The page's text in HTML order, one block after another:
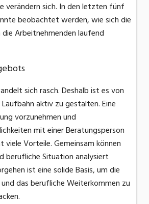
verändern sich. In den letzten fünf
beobachtet werden, wie sich die
Arbeitnehmenden laufend
sich rasch. Deshalb ist es von
aktiv zu gestalten. Eine
vorzunehmen und
mit einer Beratungsperson
viele Vorteile. Gemeinsam können
berufliche Situation analysiert
ist eine solide Basis, um die
das berufliche Weiterkommen zu